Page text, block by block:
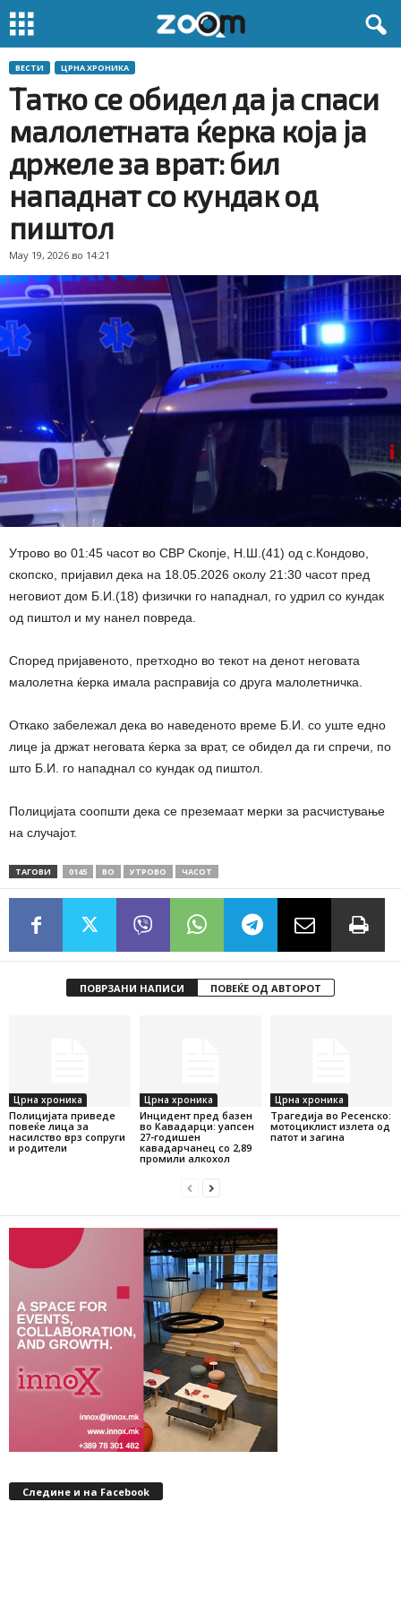
ВЕСТИ ЦРНА ХРОНИКА
Татко се обидел да ја спаси
малолетната ќерка која ја
држеле за врат: бил
нападнат со кундак од
пиштол
May 19, 2026 во 14:21
Утрово во 01:45 часот во СВР Скопје, Н.Ш.(41) од с.Кондово,
скопско, пријавил дека на 18.05.2026 околу 21:30 часот пред
неговиот дом Б.И.(18) физички го нападнал, го удрил со кундак
од пиштол и му нанел повреда.
Според пријавеното, претходно во текот на денот неговата
малолетна ќерка имала расправија со друга малолетничка.
Откако забележал дека во наведеното време Б.И. со уште едно
лице ја држат неговата ќерка за врат, се обидел да ги спречи, по
што Б.И. го нападнал со кундак од пиштол.
Полицијата соопшти дека се преземаат мерки за расчистување
на случајот.
ТАГОВИ 0145 ВО УТРОВО ЧАСОТ
ПОВРЗАНИ НАПИСИ ПОВЕЌЕ ОД АВТОРОТ
Црна хроника
Полицијата приведе
повеќе лица за
насилство врз сопруги
и родители
Црна хроника
Инцидент пред базен
во Кавадарци: уапсен
27-годишен
кавадарчанец со 2,89
промили алкохол
Црна хроника
Трагедија во Ресенско:
мотоциклист излета од
патот и загина
Следине и на Facebook